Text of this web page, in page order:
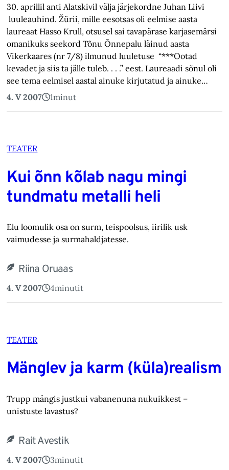
30. aprillil anti Alatskivil välja järjekordne Juhan Liivi
luuleauhind. Žürii, mille eesotsas oli eelmise aasta
laureaat Hasso Krull, otsusel sai tavapärase karjasemärsi
omanikuks seekord Tõnu Õnnepalu läinud aasta
Vikerkaares (nr 7/8) ilmunud luuletuse “***Ootad
kevadet ja siis ta jälle tuleb. . . .” eest. Laureaadi sõnul oli
see tema eelmisel aastal ainuke kirjutatud ja ainuke…
4. V 2007
1minut
TEATER
Kui õnn kõlab nagu mingi
tundmatu metalli heli
Elu loomulik osa on surm, teispoolsus, iirilik usk
vaimudesse ja surmahaldjatesse.
Riina Oruaas
4. V 2007 4minutit
TEATER
Mänglev ja karm (küla)realism
Trupp mängis justkui vabanenuna nukuikkest –
unistuste lavastus?
Rait Avestik
4. V 2007 3minutit